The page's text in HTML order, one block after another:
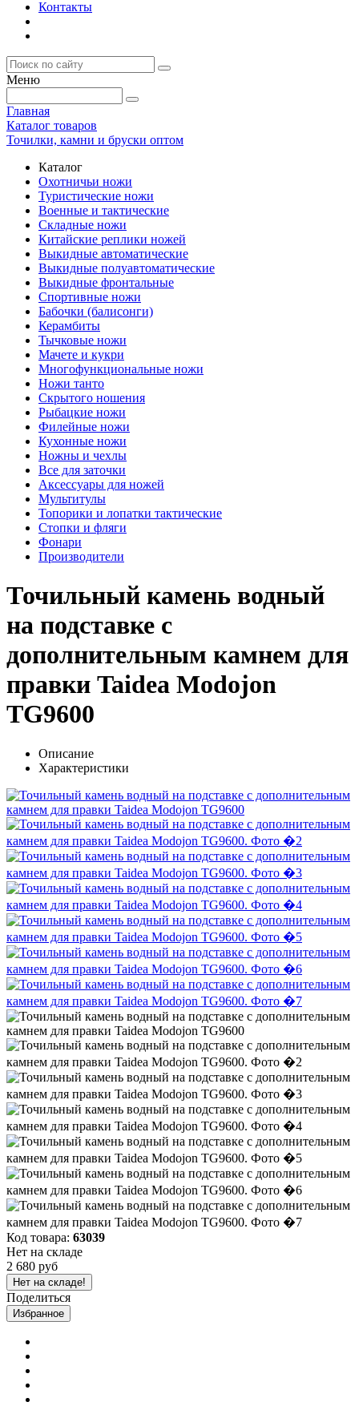
Контакты
Меню
Главная
Каталог товаров
Точилки, камни и бруски оптом
Каталог
Охотничьи ножи
Туристические ножи
Военные и тактические
Складные ножи
Китайские реплики ножей
Выкидные автоматические
Выкидные полуавтоматические
Выкидные фронтальные
Спортивные ножи
Бабочки (балисонги)
Керамбиты
Тычковые ножи
Мачете и кукри
Многофункциональные ножи
Ножи танто
Скрытого ношения
Рыбацкие ножи
Филейные ножи
Кухонные ножи
Ножны и чехлы
Все для заточки
Аксессуары для ножей
Мультитулы
Топорики и лопатки тактические
Стопки и фляги
Фонари
Производители
Точильный камень водный
на подставке с
дополнительным камнем для
правки Taidea Modojon
TG9600
Описание
Характеристики
Код товара: 63039
Нет на складе
2 680 руб
Нет на складе!
Поделиться
Избранное